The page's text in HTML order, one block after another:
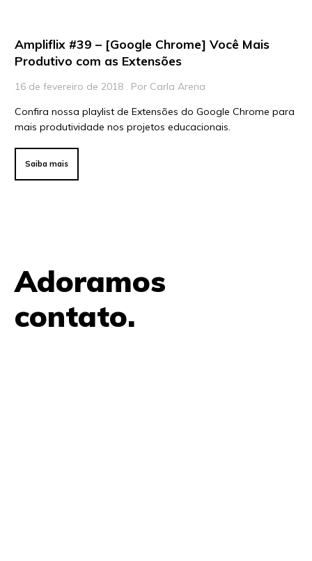
Artigos
Para Educadores
Para Líderes
Ampliflix #39 – [Google Chrome] Você Mais
Produtivo com as Extensões
16 de fevereiro de 2018 . Por Carla Arena
Confira nossa playlist de Extensões do Google Chrome para
mais produtividade nos projetos educacionais.
Saiba mais
Adoramos
contato.